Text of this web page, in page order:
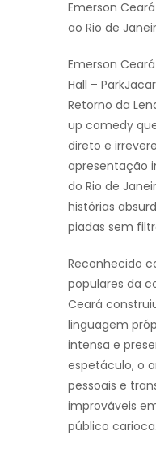
Emerson
ao Rio de
Emerson
Hall –
Retorno da
up comedy
direto e
apresentação
do Rio de
histórias
piadas sem
Reconhecido
populares da
Ceará
linguagem
intensa e
espetáculo, o
pessoais e
improváveis
público carioca.